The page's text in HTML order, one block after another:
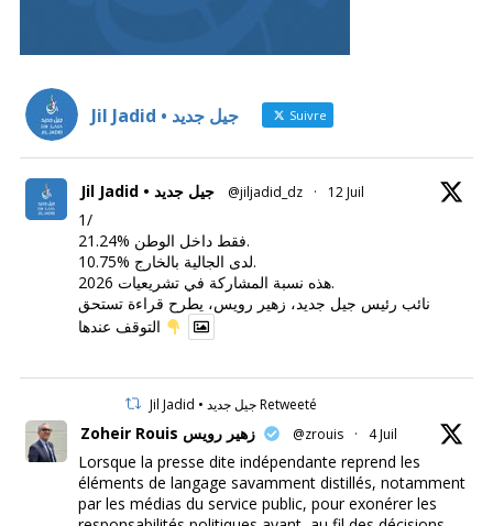
Jil Jadid • جيل جديد Suivre
Jil Jadid • جيل جديد @jiljadid_dz · 12 Juil
1/
21.24% فقط داخل الوطن.
10.75% لدى الجالية بالخارج.
هذه نسبة المشاركة في تشريعيات 2026.
نائب رئيس جيل جديد، زهير رويس، يطرح قراءة تستحق
Jil Jadid • جيل جديد Retweeté
Zoheir Rouis زهير رويس @zrouis · 4 Juil
Lorsque la presse dite indépendante reprend les
éléments de langage savamment distillés, notamment
par les médias du service public, pour exonérer les